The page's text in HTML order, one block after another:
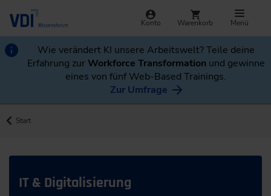
Konto Warenkorb Menü
Wie verändert KI unsere Arbeitswelt? Teile deine
Erfahrung zurWorkforce Transformation und gewinne
eines von fünf Web-Based Trainings.
Zur Umfrage
Start
IT & Digitalisierung